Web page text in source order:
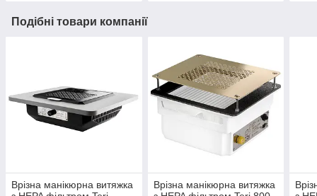
Подібні товари компанії
Врізна манікюрна витяжка
Врізна манікюрна витяжка